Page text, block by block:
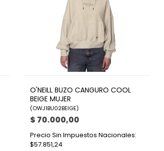
O'NEILL BUZO CANGURO COOL
BEIGE MUJER
(OWJ1BU02BEIGE)
$ 70.000,00
Precio Sin Impuestos Nacionales:
$57.851,24